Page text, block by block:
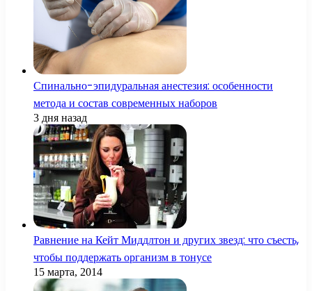
Спинально-эпидуральная анестезия: особенности
метода и состав современных наборов
3 дня назад
Равнение на Кейт Миддлтон и других звезд: что съесть,
чтобы поддержать организм в тонусе
15 марта, 2014